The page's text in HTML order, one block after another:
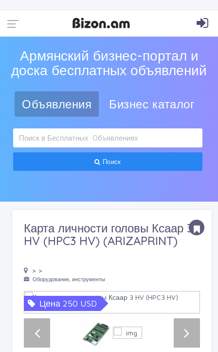
Армянский бизнес-портал и
доска бесплатных объявлений
Объявления Бизнес каталог
Поиск
Карта личности головы Ксаар 3
HV (HPC3 HV) (ARIZAPRINT)
> >
Оборудование, инструменты
Цена 250 USD